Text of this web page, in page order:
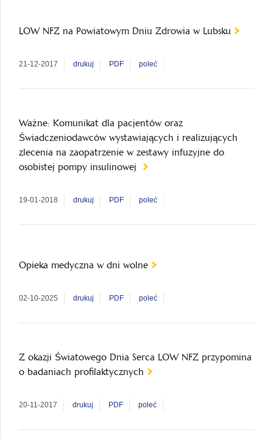
LOW NFZ na Powiatowym Dniu Zdrowia w Lubsku
21-12-2017 drukuj PDF poleć
Ważne: Komunikat dla pacjentów oraz
Świadczeniodawców wystawiających i realizujących
zlecenia na zaopatrzenie w zestawy infuzyjne do
osobistej pompy insulinowej
19-01-2018 drukuj PDF poleć
Opieka medyczna w dni wolne
02-10-2025 drukuj PDF poleć
Z okazji Światowego Dnia Serca LOW NFZ przypomina
o badaniach profilaktycznych
20-11-2017 drukuj PDF poleć